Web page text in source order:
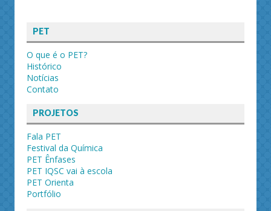
PET
O que é o PET?
Histórico
Notícias
Contato
PROJETOS
Fala PET
Festival da Química
PET Ênfases
PET IQSC vai à escola
PET Orienta
Portfólio